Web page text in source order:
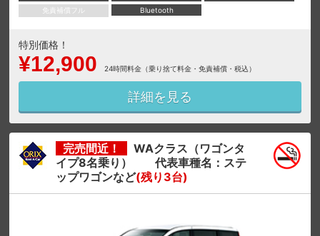
免責補償フル
Bluetooth
特別価格！
¥12,900 24時間料金（乗り捨て料金・免責補償・税込）
詳細を見る
完売間近！
WAクラス（ワゴンタ
イプ8名乗り） 代表車種名：ステ
ップワゴンなど(残り3台)